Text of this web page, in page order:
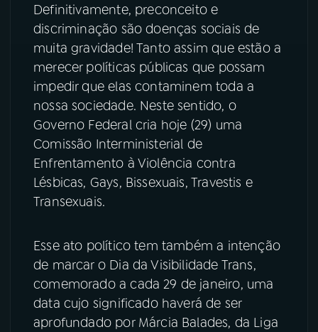
YouTube Facebook
Instagram X
TikTok
Definitivamente, preconceito e
discriminação são doenças sociais de
muita gravidade! Tanto assim que estão a
merecer políticas públicas que possam
impedir que elas contaminem toda a
nossa sociedade. Neste sentido, o
Governo Federal cria hoje (29) uma
Comissão Interministerial de
Enfrentamento à Violência contra
Lésbicas, Gays, Bissexuais, Travestis e
Transexuais.
Esse ato político tem também a intenção
de marcar o Dia da Visibilidade Trans,
comemorado a cada 29 de janeiro, uma
data cujo significado haverá de ser
aprofundado por Márcia Balades, da Liga